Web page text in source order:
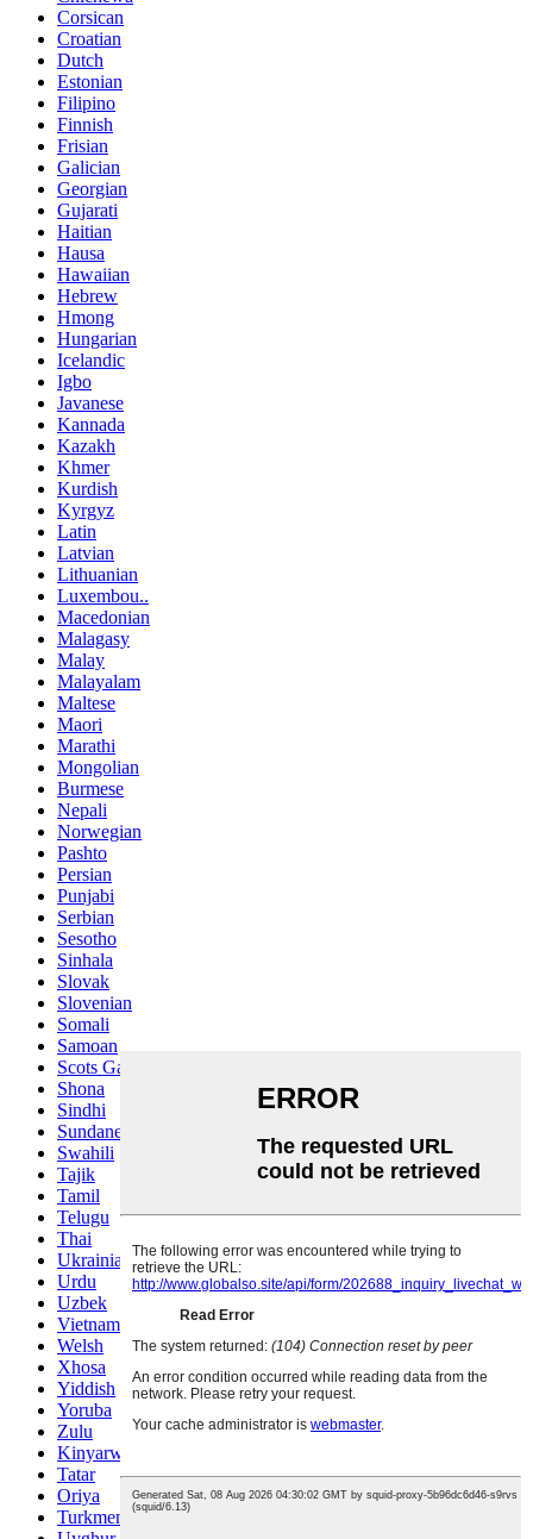
Corsican
Croatian
Dutch
Estonian
Filipino
Finnish
Frisian
Galician
Georgian
Gujarati
Haitian
Hausa
Hawaiian
Hebrew
Hmong
Hungarian
Icelandic
Igbo
Javanese
Kannada
Kazakh
Khmer
Kurdish
Kyrgyz
Latin
Latvian
Lithuanian
Luxembou..
Macedonian
Malagasy
Malay
Malayalam
Maltese
Maori
Marathi
Mongolian
Burmese
Nepali
Norwegian
Pashto
Persian
Punjabi
Serbian
Sesotho
Sinhala
Slovak
Slovenian
Somali
Samoan
Scots Gaelic
Shona
Sindhi
Sundanese
Swahili
Tajik
Tamil
Telugu
Thai
Ukrainian
Urdu
Uzbek
Vietnamese
Welsh
Xhosa
Yiddish
Yoruba
Zulu
Kinyarwanda
Tatar
Oriya
Turkmen